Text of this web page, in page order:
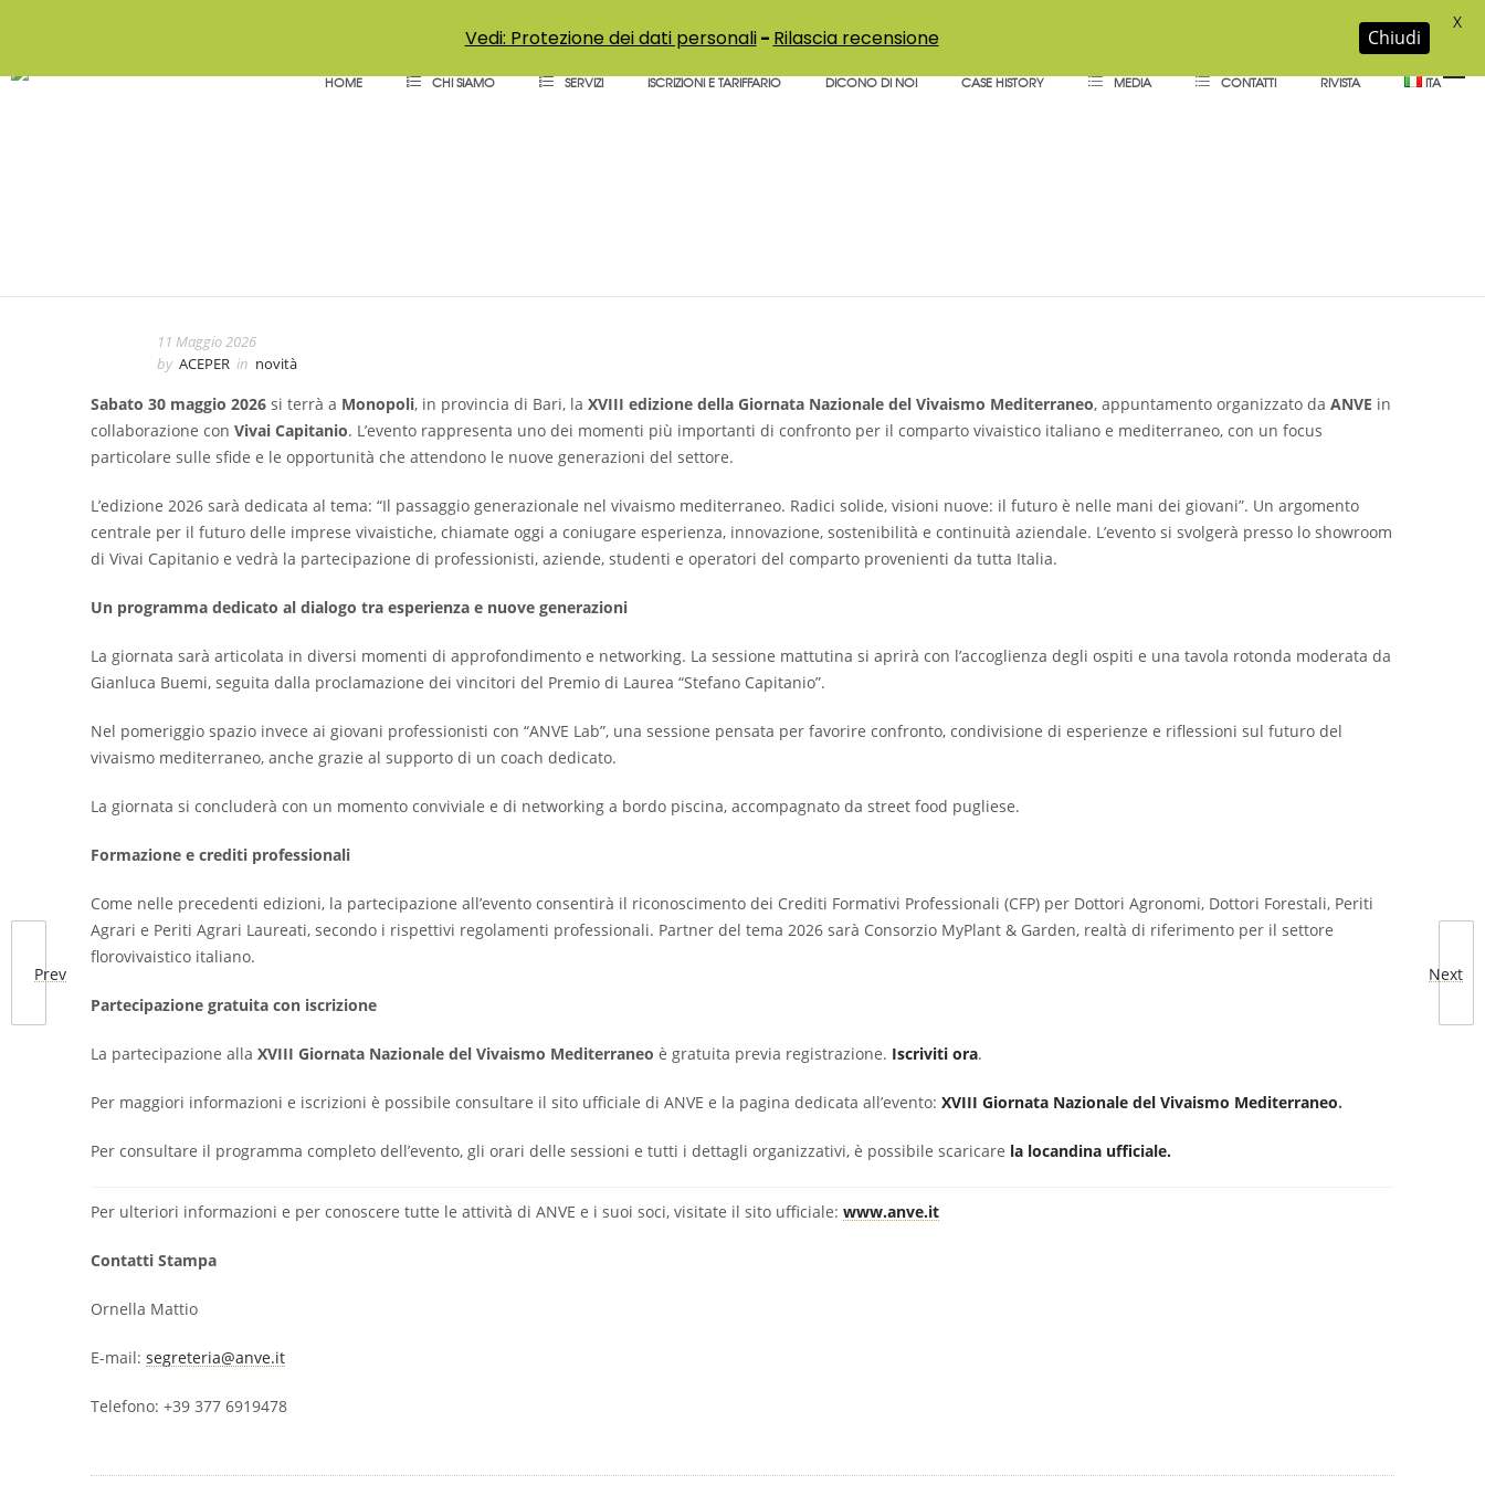
HOME CHI SIAMO SERVIZI ISCRIZIONI E TARIFFARIO DICONO DI NOI CASE HISTORY MEDIA CONTATTI RIVISTA ITA
Prev Next
11 Maggio 2026
by ACEPER in novità
Sabato 30 maggio 2026 si terrà a Monopoli, in provincia di Bari, la XVIII edizione della Giornata Nazionale del Vivaismo Mediterraneo, appuntamento organizzato da ANVE in
collaborazione con Vivai Capitanio. L’evento rappresenta uno dei momenti più importanti di confronto per il comparto vivaistico italiano e mediterraneo, con un focus
particolare sulle sfide e le opportunità che attendono le nuove generazioni del settore.
L’edizione 2026 sarà dedicata al tema: “Il passaggio generazionale nel vivaismo mediterraneo. Radici solide, visioni nuove: il futuro è nelle mani dei giovani”. Un argomento
centrale per il futuro delle imprese vivaistiche, chiamate oggi a coniugare esperienza, innovazione, sostenibilità e continuità aziendale. L’evento si svolgerà presso lo showroom
di Vivai Capitanio e vedrà la partecipazione di professionisti, aziende, studenti e operatori del comparto provenienti da tutta Italia.
Un programma dedicato al dialogo tra esperienza e nuove generazioni
La giornata sarà articolata in diversi momenti di approfondimento e networking. La sessione mattutina si aprirà con l’accoglienza degli ospiti e una tavola rotonda moderata da
Gianluca Buemi, seguita dalla proclamazione dei vincitori del Premio di Laurea “Stefano Capitanio”.
Nel pomeriggio spazio invece ai giovani professionisti con “ANVE Lab”, una sessione pensata per favorire confronto, condivisione di esperienze e riflessioni sul futuro del
vivaismo mediterraneo, anche grazie al supporto di un coach dedicato.
La giornata si concluderà con un momento conviviale e di networking a bordo piscina, accompagnato da street food pugliese.
Formazione e crediti professionali
Come nelle precedenti edizioni, la partecipazione all’evento consentirà il riconoscimento dei Crediti Formativi Professionali (CFP) per Dottori Agronomi, Dottori Forestali, Periti
Agrari e Periti Agrari Laureati, secondo i rispettivi regolamenti professionali. Partner del tema 2026 sarà Consorzio MyPlant & Garden, realtà di riferimento per il settore
florovivaistico italiano.
Partecipazione gratuita con iscrizione
La partecipazione alla XVIII Giornata Nazionale del Vivaismo Mediterraneo è gratuita previa registrazione. Iscriviti ora.
Per maggiori informazioni e iscrizioni è possibile consultare il sito ufficiale di ANVE e la pagina dedicata all’evento: XVIII Giornata Nazionale del Vivaismo Mediterraneo.
Per consultare il programma completo dell’evento, gli orari delle sessioni e tutti i dettagli organizzativi, è possibile scaricare la locandina ufficiale.
Per ulteriori informazioni e per conoscere tutte le attività di ANVE e i suoi soci, visitate il sito ufficiale: www.anve.it
Contatti Stampa
Ornella Mattio
E-mail: segreteria@anve.it
Telefono: +39 377 6919478
Vedi: Protezione dei dati personali- Rilascia recensione Chiudi
X